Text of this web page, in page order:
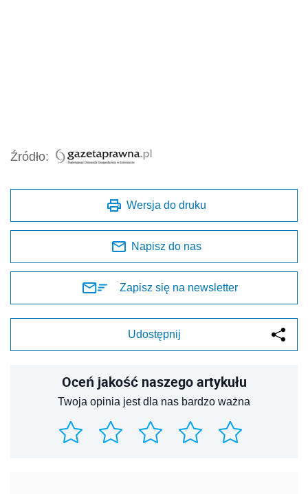
Źródło:
Wersja do druku
Napisz do nas
Zapisz się na newsletter
Udostępnij
Oceń jakość naszego artykułu
Twoja opinia jest dla nas bardzo ważna